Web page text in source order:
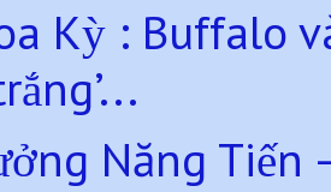
Kỳ : Buffalo
Năng Tiến